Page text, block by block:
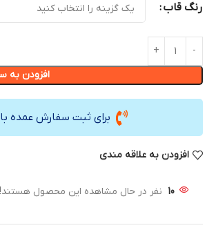
رنگ قاب
افزودن به
برای ثبت سفارش عمده
افزودن به علاقه مندی
10 نفر در حال مشاهده این محصول هستند!